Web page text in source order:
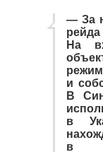
— За
На
и
В
в
в